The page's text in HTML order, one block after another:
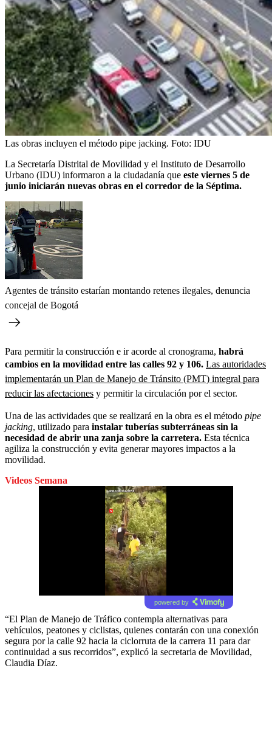
Las obras incluyen el método pipe jacking. Foto: IDU
La Secretaría Distrital de Movilidad y el Instituto de Desarrollo
Urbano (IDU) informaron a la ciudadanía que este viernes 5 de
junio iniciarán nuevas obras en el corredor de la Séptima.
Agentes de tránsito estarían montando retenes ilegales, denuncia
concejal de Bogotá
Para permitir la construcción e ir acorde al cronograma, habrá
cambios en la movilidad entre las calles 92 y 106. Las autoridades
implementarán un Plan de Manejo de Tránsito (PMT) integral para
reducir las afectaciones y permitir la circulación por el sector.
Una de las actividades que se realizará en la obra es el método pipe
jacking, utilizado para instalar tuberías subterráneas sin la
necesidad de abrir una zanja sobre la carretera. Esta técnica
agiliza la construcción y evita generar mayores impactos a la
movilidad.
Videos Semana
powered by
“El Plan de Manejo de Tráfico contempla alternativas para
vehículos, peatones y ciclistas, quienes contarán con una conexión
segura por la calle 92 hacia la ciclorruta de la carrera 11 para dar
continuidad a sus recorridos”, explicó la secretaria de Movilidad,
Claudia Díaz.